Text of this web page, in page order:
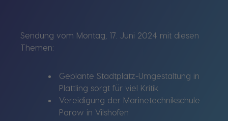
Sendung vom Montag, 17. Juni 2024 mit diesen
Themen:
Geplante Stadtplatz-Umgestaltung in
Plattling sorgt für viel Kritik
Vereidigung der Marinetechnikschule
Parow in Vilshofen